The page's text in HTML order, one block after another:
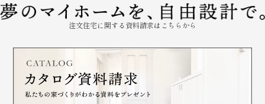
注文住宅に関する資料請求はこちらから